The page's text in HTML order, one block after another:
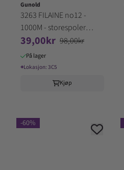
Gunold
3263 FILAINE no12 -
1000M - storespoler
100% Akryl (3C5)
39,00kr 98,00kr
På lager
⌖Lokasjon: 3C5
Kjøp
-60%